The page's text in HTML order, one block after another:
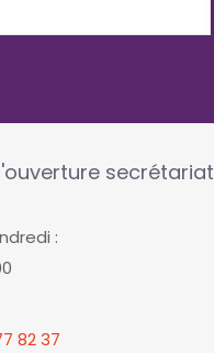
secrétariat
:
82 37